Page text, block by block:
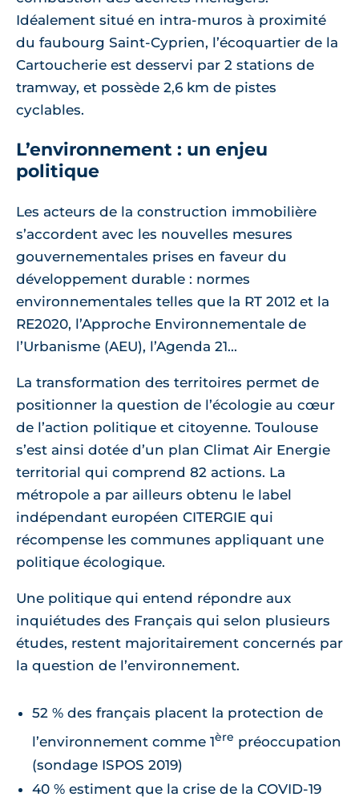
Idéalement situé en intra-muros à proximité
du faubourg Saint-Cyprien, l’écoquartier de la
Cartoucherie est desservi par 2 stations de
tramway, et possède 2,6 km de pistes
cyclables.
L’environnement : un enjeu
politique
Les acteurs de la construction immobilière
s’accordent avec les nouvelles mesures
gouvernementales prises en faveur du
développement durable : normes
environnementales telles que la RT 2012 et la
RE2020, l’Approche Environnementale de
l’Urbanisme (AEU), l’Agenda 21...
La transformation des territoires permet de
positionner la question de l’écologie au cœur
de l’action politique et citoyenne. Toulouse
s’est ainsi dotée d’un plan Climat Air Energie
territorial qui comprend 82 actions. La
métropole a par ailleurs obtenu le label
indépendant européen CITERGIE qui
récompense les communes appliquant une
politique écologique.
Une politique qui entend répondre aux
inquiétudes des Français qui selon plusieurs
études, restent majoritairement concernés par
la question de l’environnement.
52 % des français placent la protection de
l’environnement comme 1ère préoccupation
(sondage ISPOS 2019)
40 % estiment que la crise de la COVID-19